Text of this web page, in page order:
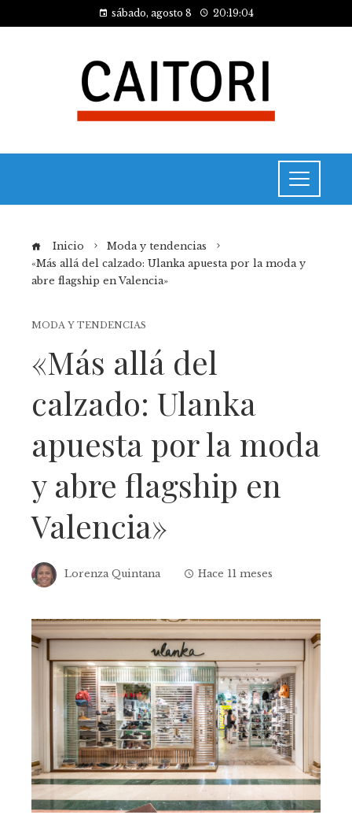
sábado, agosto 8 20:19:04
Inicio
Moda y tendencias
«Más allá del calzado: Ulanka apuesta por la moda y
abre flagship en Valencia»
MODA Y TENDENCIAS
«Más allá del
calzado: Ulanka
apuesta por la moda
y abre flagship en
Valencia»
Lorenza Quintana Hace 11 meses